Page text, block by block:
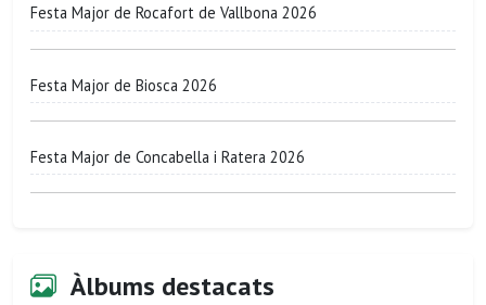
Festa Major de Rocafort de Vallbona 2026
Festa Major de Biosca 2026
Festa Major de Concabella i Ratera 2026
Àlbums destacats